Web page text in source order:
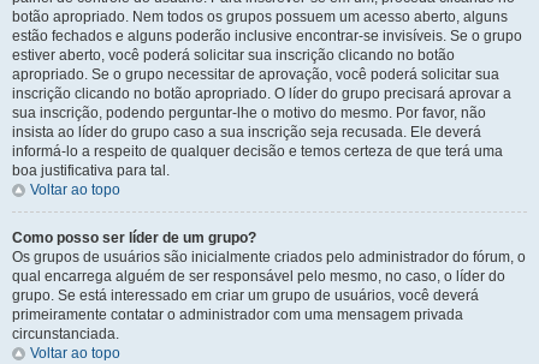
botão apropriado. Nem todos os grupos possuem um acesso aberto, alguns
estão fechados e alguns poderão inclusive encontrar-se invisíveis. Se o grupo
estiver aberto, você poderá solicitar sua inscrição clicando no botão
apropriado. Se o grupo necessitar de aprovação, você poderá solicitar sua
inscrição clicando no botão apropriado. O líder do grupo precisará aprovar a
sua inscrição, podendo perguntar-lhe o motivo do mesmo. Por favor, não
insista ao líder do grupo caso a sua inscrição seja recusada. Ele deverá
informá-lo a respeito de qualquer decisão e temos certeza de que terá uma
boa justificativa para tal.
Voltar ao topo
Como posso ser líder de um grupo?
Os grupos de usuários são inicialmente criados pelo administrador do fórum, o
qual encarrega alguém de ser responsável pelo mesmo, no caso, o líder do
grupo. Se está interessado em criar um grupo de usuários, você deverá
primeiramente contatar o administrador com uma mensagem privada
circunstanciada.
Voltar ao topo